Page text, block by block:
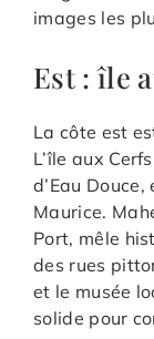
images les
Est : île
La côte est
L’île aux
d’Eau
Maurice.
Port, mêle
des rues
et le musée
solide pour